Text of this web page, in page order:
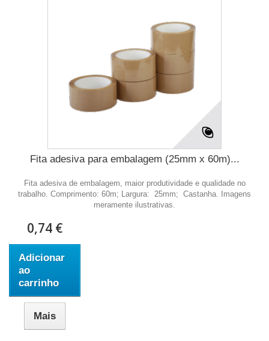
Fita adesiva para embalagem (25mm x 60m)...
Fita adesiva de embalagem, maior produtividade e qualidade no
trabalho. Comprimento: 60m; Largura: 25mm; Castanha. Imagens
meramente ilustrativas.
0,74 €
Adicionar
ao
carrinho
Mais